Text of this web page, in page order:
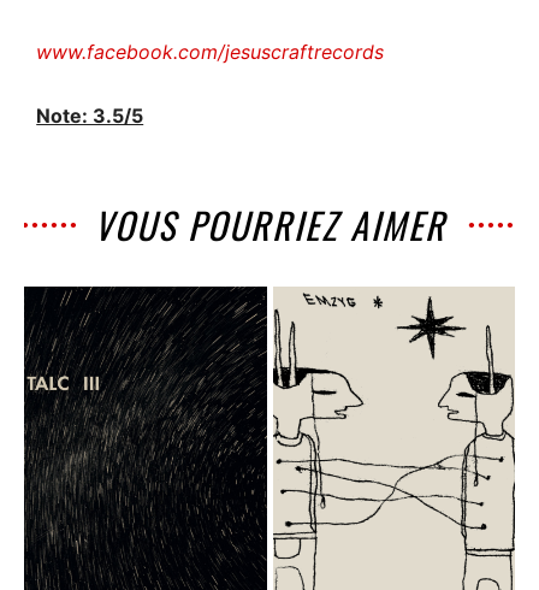
www.facebook.com/jesuscraftrecords
Note: 3.5/5
VOUS POURRIEZ AIMER